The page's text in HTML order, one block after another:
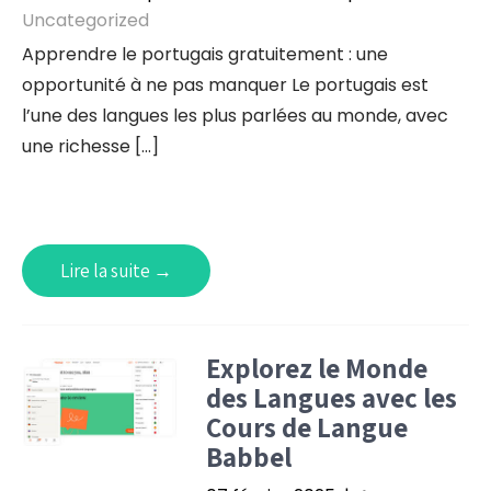
Uncategorized
Apprendre le portugais gratuitement : une
opportunité à ne pas manquer Le portugais est
l’une des langues les plus parlées au monde, avec
une richesse […]
Lire la suite →
Explorez le Monde
des Langues avec les
Cours de Langue
Babbel